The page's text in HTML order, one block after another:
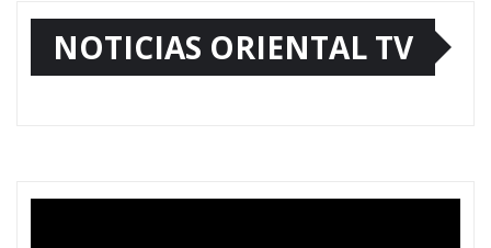
NOTICIAS ORIENTAL TV